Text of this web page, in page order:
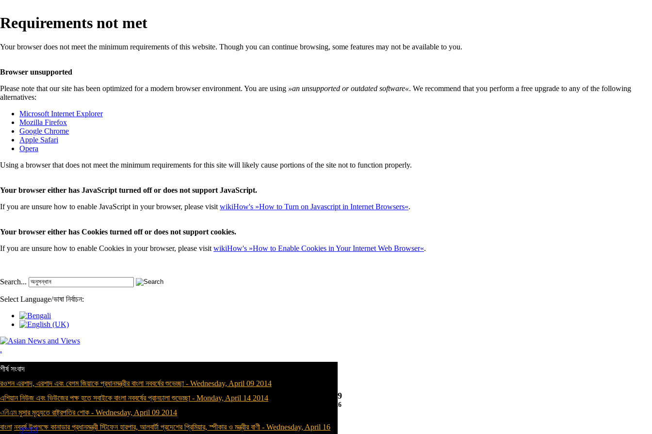
Requirements not met
Your browser does not meet the minimum requirements of this website. Though you can continue browsing, some features may not be available to you.
Browser unsupported
Please note that our site has been optimized for a modern browser environment. You are using »an unsupported or outdated software«. We recommend that you perform a free upgrade to any of the following
alternatives:
Microsoft Internet Explorer
Mozilla Firefox
Google Chrome
Apple Safari
Opera
Using a browser that does not meet the minimum requirements for this site will likely cause portions of the site not to function properly.
Your browser either has JavaScript turned off or does not support JavaScript.
If you are unsure how to enable JavaScript in your browser, please visit wikiHow's »How to Turn on Javascript in Internet Browsers«.
Your browser either has Cookies turned off or does not support cookies.
If you are unsure how to enable Cookies in your browser, please visit wikiHow's »How to Enable Cookies in Your Internet Web Browser«.
Search...
Select Language/ভাষা নির্বাচন:
.
শীর্ষ সংবাদ
রওশন এরশাদ, এরশাদ এবং বেগম জিয়াকে প্রধানমন্ত্রীর বাংলা নববর্ষের শুভেচ্ছা - Wednesday, April 09 2014
এশিয়ান নিউজ এবং ভিউজের পক্ষ হতে সবাইকে বাংলা নববর্ষের প্রানঢালা শুভেচ্ছা - Monday, April 14 2014
এবিএম মুসার মৃত্যুতে রাষ্ট্রপতির শোক - Wednesday, April 09 2014
বাংলা নববর্ষ উপলক্ষে কানাডার প্রধানমন্ত্রী স্টিফেন হারপার, আলবার্টা প্রদেশের প্রিমিয়ার, স্পীকার ও মন্ত্রীর বাণী - Wednesday, April 16
03:38:01
08/08/2026
Menu
মূলপাতা